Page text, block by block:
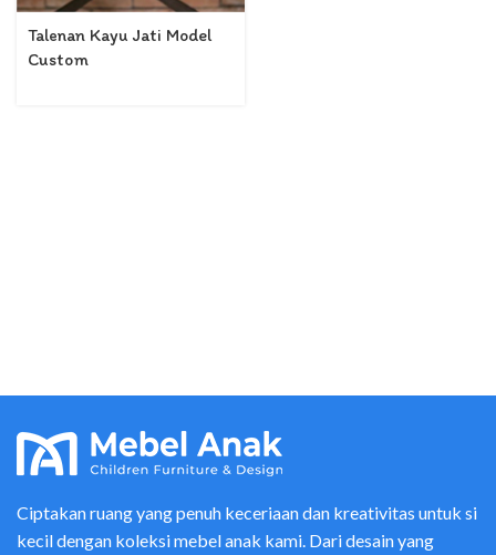
Talenan Kayu Jati Model
Custom
Ciptakan ruang yang penuh keceriaan dan kreativitas untuk si
kecil dengan koleksi mebel anak kami. Dari desain yang